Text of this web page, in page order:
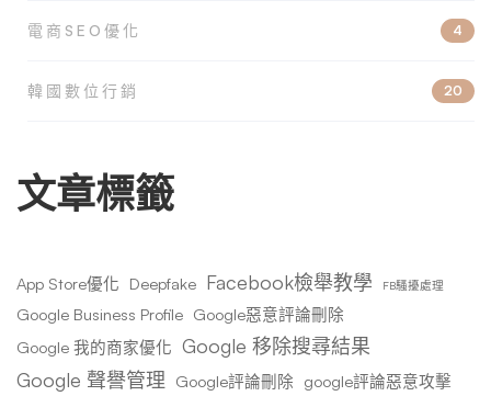
電商SEO優化 4
韓國數位行銷 20
文章標籤
App Store優化 Deepfake Facebook檢舉教學 FB騷擾處理
Google Business Profile Google惡意評論刪除
Google 我的商家優化 Google 移除搜尋結果
Google 聲譽管理 Google評論刪除 google評論惡意攻擊